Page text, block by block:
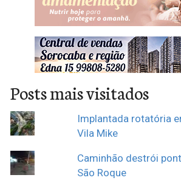
Agronegócio que,
reconhecidamente,
práticas…
Posts mais visitados
Implantada rotatória
Vila Mike
Caminhão destrói
São Roque